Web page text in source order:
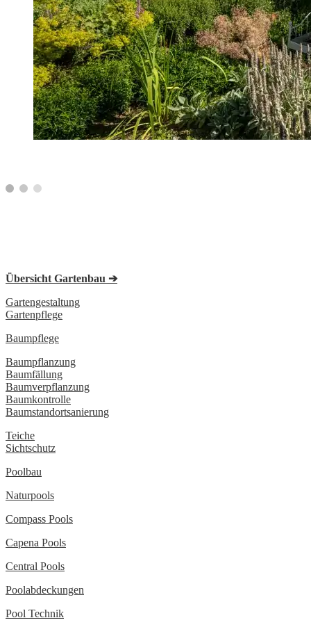
Übersicht Gartenbau ➔
Gartengestaltung
Gartenpflege
Baumpflege
Baumpflanzung
Baumfällung
Baumverpflanzung
Baumkontrolle
Baumstandortsanierung
Teiche
Sichtschutz
Poolbau
Naturpools
Compass Pools
Capena Pools
Central Pools
Poolabdeckungen
Pool Technik